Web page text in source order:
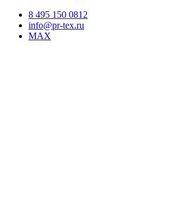
8 495 150 0812
info@pr-tex.ru
MAX